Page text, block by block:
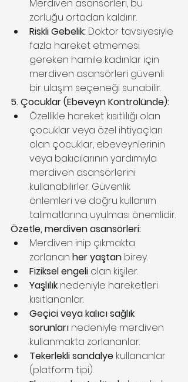
Merdiven asansörleri, bu
zorluğu ortadan kaldırır.
Riskli Gebelik: Doktor tavsiyesiyle
fazla hareket etmemesi
gereken hamile kadınlar için
merdiven asansörleri güvenli
bir ulaşım seçeneği sunabilir.
5. Çocuklar (Ebeveyn Kontrolünde):
Özellikle hareket kısıtlılığı olan
çocuklar veya özel ihtiyaçları
olan çocuklar, ebeveynlerinin
veya bakıcılarının yardımıyla
merdiven asansörlerini
kullanabilirler. Güvenlik
önlemleri ve doğru kullanım
talimatlarına uyulması önemlidir.
Özetle, merdiven asansörleri:
Merdiven inip çıkmakta
zorlanan her yaştan birey.
Fiziksel engeli olan kişiler.
Yaşlılık nedeniyle hareketleri
kısıtlananlar.
Geçici veya kalıcı sağlık
sorunları nedeniyle merdiven
kullanmakta zorlananlar.
Tekerlekli sandalye kullananlar
(platform tipi).